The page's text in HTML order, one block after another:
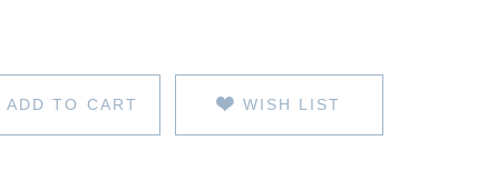
ADD TO CART WISH LIST